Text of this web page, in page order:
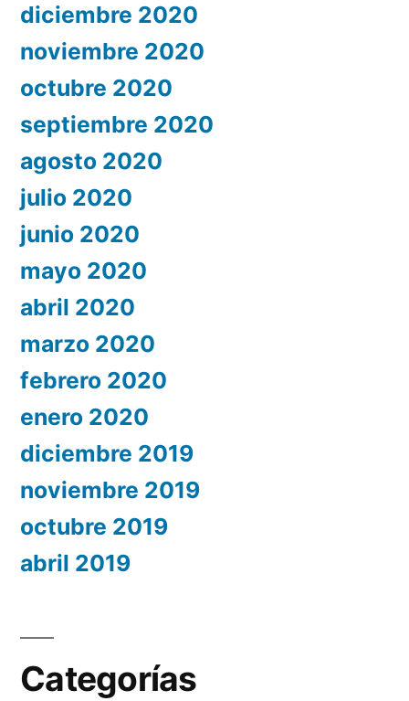
diciembre 2020
noviembre 2020
octubre 2020
septiembre 2020
agosto 2020
julio 2020
junio 2020
mayo 2020
abril 2020
marzo 2020
febrero 2020
enero 2020
diciembre 2019
noviembre 2019
octubre 2019
abril 2019
Categorías